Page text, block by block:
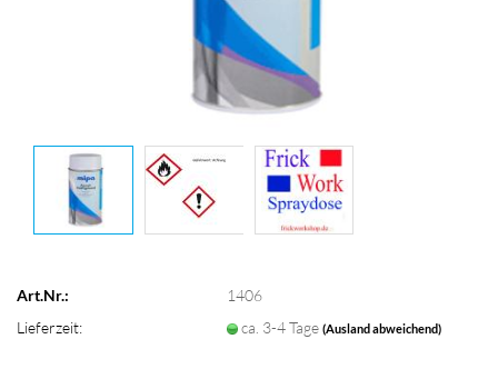
Art.Nr.:
1406
Lieferzeit:
ca. 3-4 Tage(Ausland abweichend)